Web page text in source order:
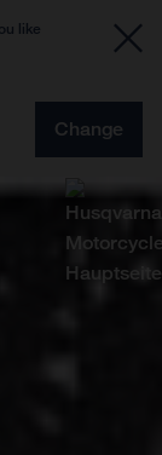
like
Change